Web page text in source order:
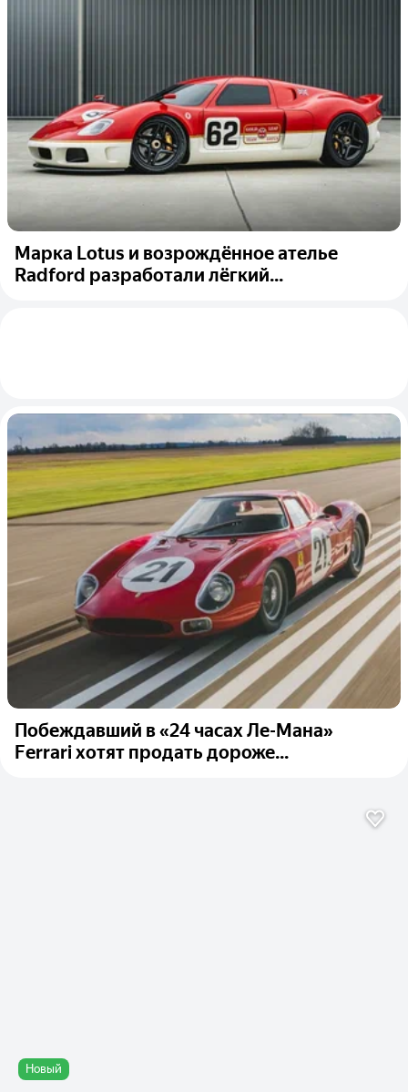
Марка Lotus и возрождённое ателье
Radford разработали лёгкий...
Побеждавший в «24 часах Ле-Мана»
Ferrari хотят продать дороже...
Новый